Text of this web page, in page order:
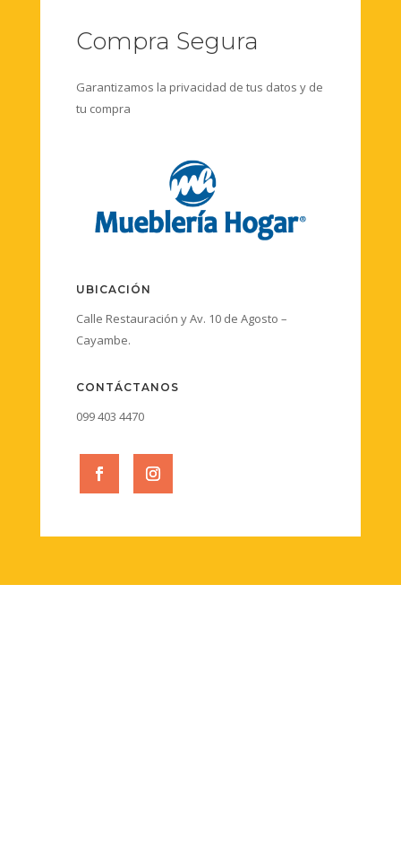
Compra Segura
Garantizamos la privacidad de tus datos y de
tu compra
UBICACIÓN
Calle Restauración y Av. 10 de Agosto –
Cayambe.
CONTÁCTANOS
099 403 4470